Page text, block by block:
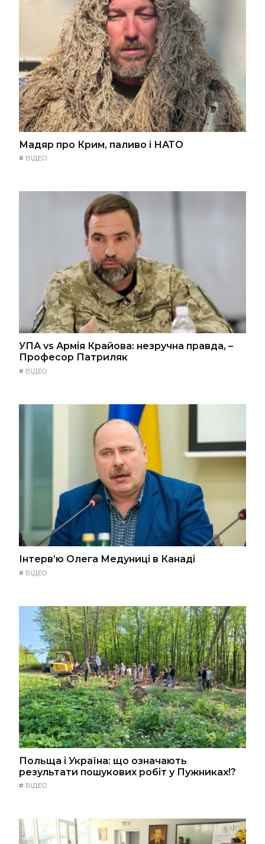
Мадяр про Крим, паливо і НАТО
# ВІДЕО
УПА vs Армія Крайова: незручна правда, –
Професор Патриляк
# ВІДЕО
Інтерв’ю Олега Медуниці в Канаді
# ВІДЕО
Польща і Україна: що означають
результати пошукових робіт у Пужниках!?
# ВІДЕО